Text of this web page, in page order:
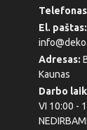
El. paštas:
Adresas:
Kaunas
Darbo
VI 10:00 -